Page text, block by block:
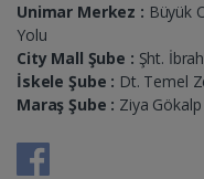
Unimar Merkez : Büyük
Yolu
City Mall Şube : Şht.
İskele Şube : Dt. Temel
Maraş Şube : Ziya